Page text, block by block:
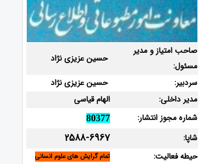
صاحب امتیاز و مدیر
مسئول:
حسین عزیزی نژاد
سردبیر:
حسین عزیزی نژاد
مدیر داخلی:
الهام قیاسی
شماره مجوز انتشار:
80377
شاپا: 2588-6967
حیطه فعالیت: تمام گرایش های علوم انسانی